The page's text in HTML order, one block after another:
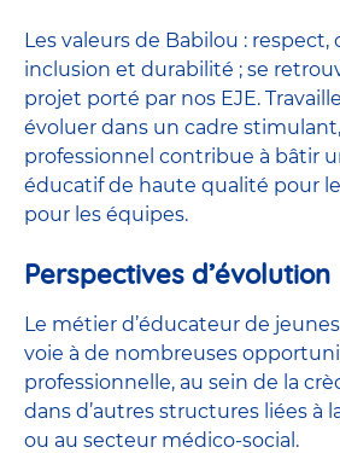
Les valeurs de Babilou : respect,
inclusion et durabilité ; se
projet porté par nos EJE.
évoluer dans un cadre
professionnel contribue à bâtir
éducatif de haute qualité pour
pour les équipes.
Perspectives d’évolution
Le métier d’éducateur de
voie à de nombreuses
professionnelle, au sein de la
dans d’autres structures liées à
ou au secteur médico-social.